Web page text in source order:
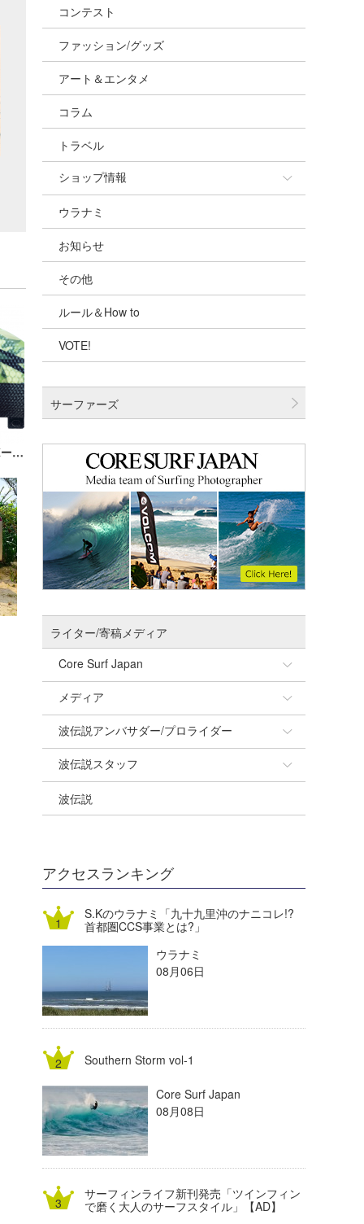
Soulmanのウラナミ『GBDF (ゴルフボールディンプルフィン)』
コンテスト
ファッション/グッズ
アート＆エンタメ
コラム
トラベル
ショップ情報
ショップ情報
湘南
千葉北
伊豆
千葉南
四国
沖縄
ウラナミ
お知らせ
その他
ルール＆How to
VOTE!
サーファーズ
ライター/寄稿メディア
Core Surf Japan
Naoya Kimoto
mitsuteru Kamio
Yasunari Inoue
Yoshiyuki Obata
DELTA FORCE SURF
熊谷素子
メディア
SURFMEDIA
Colors MAGAZINE
WAVAL
波伝説アンバサダー/プロライダー
福島寿実子
中浦“JET”章
進士剛光
植村未来
大野”MAR”修聖
喜納海人
波伝説スタッフ
☆加藤
Aichan
ECE
H
KID
KOBU
KY
MIN
mitz
OYZ
波伝説
アクセスランキング
S.Kのウラナミ「九十九里沖のナニコレ!?
首都圏CCS事業とは?」
ウラナミ
08月06日
Southern Storm vol-1
Core Surf Japan
08月08日
サーフィンライフ新刊発売「ツインフィン
で磨く大人のサーフスタイル」【AD】